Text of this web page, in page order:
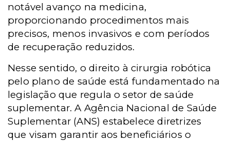
notável avanço na medicina,
proporcionando procedimentos mais
precisos, menos invasivos e com períodos
de recuperação reduzidos.
Nesse sentido, o direito à cirurgia robótica
pelo plano de saúde está fundamentado na
legislação que regula o setor de saúde
suplementar. A Agência Nacional de Saúde
Suplementar (ANS) estabelece diretrizes
que visam garantir aos beneficiários o